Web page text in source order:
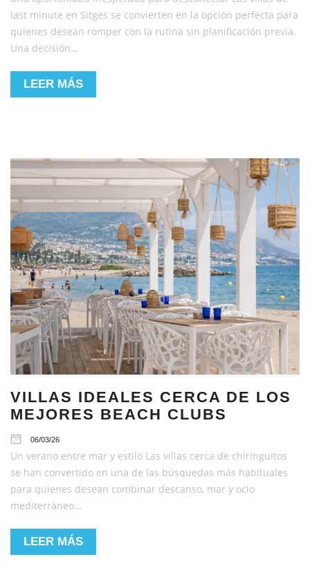
last minute en Sitges se convierten en la opción perfecta para
quienes desean romper con la rutina sin planificación previa.
Una decisión…
LEER MÁS
VILLAS IDEALES CERCA DE LOS
MEJORES BEACH CLUBS
06/03/26
Un verano entre mar y estilo Las villas cerca de chiringuitos
se han convertido en una de las búsquedas más habituales
para quienes desean combinar descanso, mar y ocio
mediterráneo…
LEER MÁS